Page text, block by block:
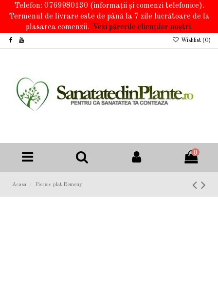
Telefon: 0769980130 (informații și comenzi telefonice).
Termenul de livrare este de până la 7 zile lucrătoare de la
plasarea comenzii.
Vezi părerile clienților noștri.
Wishlist (0)
0
Acasa Piersic plat Remeny